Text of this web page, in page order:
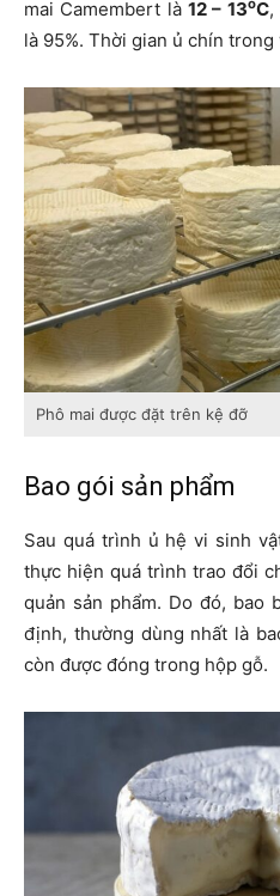
mai Camembert là12 – 13oC,
là 95%. Thời gian ủ chín
Phô mai được đặt trên kệ đỡ
Bao gói sản phẩm
Sau quá trình ủ hệ vi sinh
thực hiện quá trình trao đổi
quản sản phẩm. Do đó, bao
định, thường dùng nhất là
còn được đóng trong hộp gỗ.